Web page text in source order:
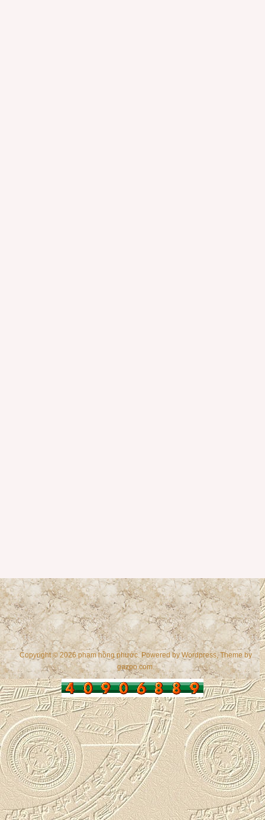
Copyright © 2026 phạm hồng phước. Powered byWordpress, Theme by
gazpo.com.